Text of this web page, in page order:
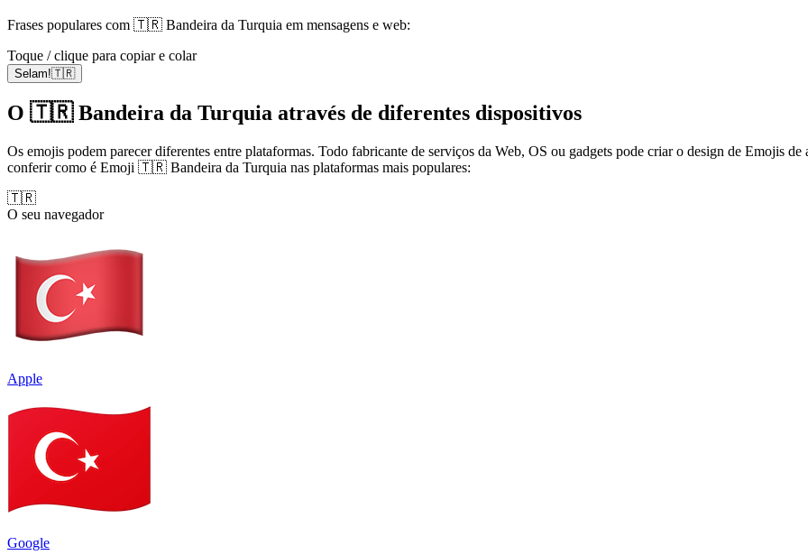
Frases populares com 🇹🇷 Bandeira da Turquia em mensagens e web:
Toque / clique para copiar e colar
Selam!🇹🇷
O 🇹🇷 Bandeira da Turquia através de diferentes dispositivos
Os emojis podem parecer diferentes entre plataformas. Todo fabricante de serviços da Web, OS ou gadgets pode criar o design de Emojis
conferir como é Emoji 🇹🇷 Bandeira da Turquia nas plataformas mais populares:
🇹🇷
O seu navegador
Apple
Google